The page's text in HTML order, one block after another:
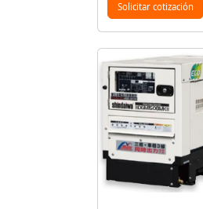
Solicitar cotización